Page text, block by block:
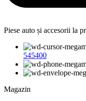
Piese auto și accesorii la
545400
Magazin